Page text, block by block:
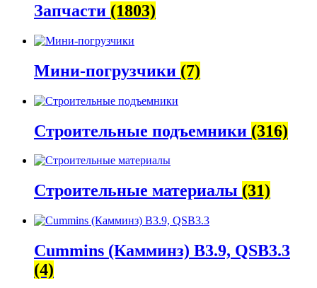
Запчасти (1803)
Мини-погрузчики (7)
Строительные подъемники (316)
Строительные материалы (31)
Cummins (Камминз) B3.9, QSB3.3
(4)